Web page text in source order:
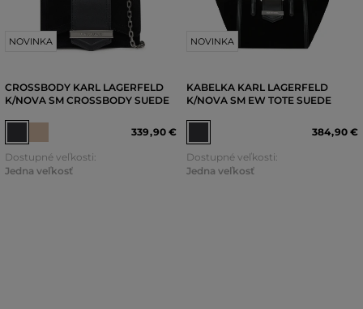
NOVINKA
CROSSBODY KARL LAGERFELD
K/NOVA SM CROSSBODY SUEDE
339,90 €
Dostupné veľkosti:
Jedna veľkosť
NOVINKA
KABELKA KARL LAGERFELD
K/NOVA SM EW TOTE SUEDE
384,90 €
Dostupné veľkosti:
Jedna veľkosť